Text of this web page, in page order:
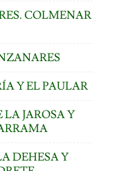
COLMENAR
Y EL PAULAR
JAROSA Y
DEHESA Y